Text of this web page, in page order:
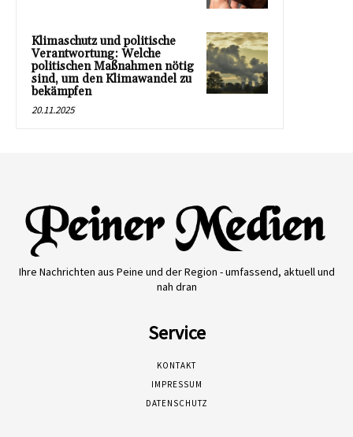
Klimaschutz und politische
Verantwortung: Welche
politischen Maßnahmen nötig
sind, um den Klimawandel zu
bekämpfen
20.11.2025
Ihre Nachrichten aus Peine und der Region - umfassend, aktuell und
nah dran
Service
KONTAKT
IMPRESSUM
DATENSCHUTZ